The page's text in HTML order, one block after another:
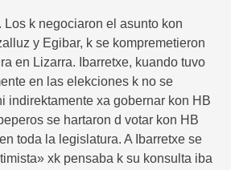
Los k negociaron el asunto kon
y Egibar, k se kompremetieron
en Lizarra. Ibarretxe, kuando tuvo
en las elekciones k no se
indirektamente xa gobernar kon HB
se hartaron d votar kon HB
toda la legislatura. A Ibarretxe se
xk pensaba k su konsulta iba